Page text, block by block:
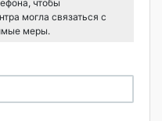
чтобы
могла связаться с
меры.